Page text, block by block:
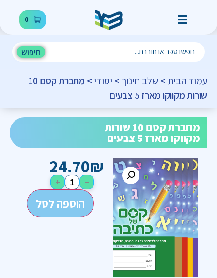
0
חיפוש
עמוד הבית > שלב חינוך > יסודי
> מחברת קסם 10
שורות מקווקו מארז 5 צבעים
מחברת קסם 10 שורות
מקווקו מארז 5 צבעים
24.70₪
−
+
הוספה לסל